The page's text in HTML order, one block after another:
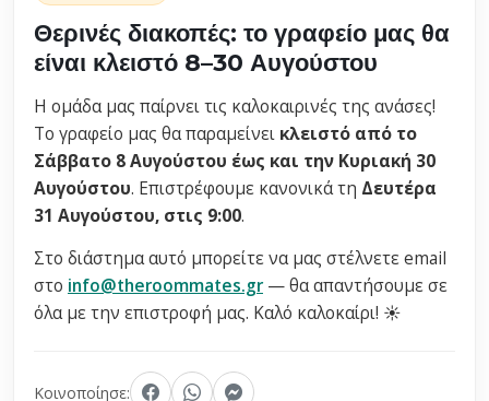
Θερινές διακοπές: το γραφείο μας θα
είναι κλειστό 8–30 Αυγούστου
Η ομάδα μας παίρνει τις καλοκαιρινές της ανάσες!
Το γραφείο μας θα παραμείνει κλειστό από το
Σάββατο 8 Αυγούστου έως και την Κυριακή 30
Αυγούστου. Επιστρέφουμε κανονικά τη Δευτέρα
31 Αυγούστου, στις 9:00.
Στο διάστημα αυτό μπορείτε να μας στέλνετε email
στο info@theroommates.gr— θα απαντήσουμε σε
όλα με την επιστροφή μας. Καλό καλοκαίρι! ☀️
Κοινοποίησε: